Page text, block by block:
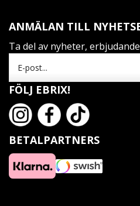
ANMÄLAN TILL
Ta del av nyheter,
FÖLJ EBRIX!
BETALPARTNERS